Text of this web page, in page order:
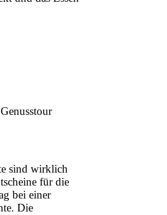
sind wirklich
für die
bei einer
Die